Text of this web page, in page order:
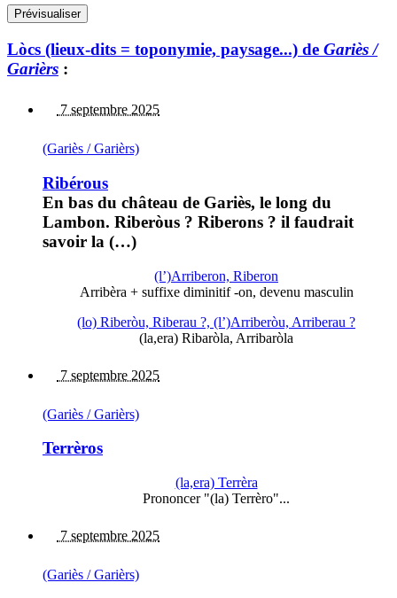
Lòcs (lieux-dits = toponymie, paysage...) de Gariès /
Garièrs :
7 septembre 2025
(Gariès / Garièrs)
Ribérous
En bas du château de Gariès, le long du
Lambon. Riberòus ? Riberons ? il faudrait
savoir la (…)
(l’)Arriberon, Riberon
Arribèra + suffixe diminitif -on, devenu masculin
(lo) Riberòu, Riberau ?, (l’)Arriberòu, Arriberau ?
(la,era) Ribaròla, Arribaròla
7 septembre 2025
(Gariès / Garièrs)
Terrèros
(la,era) Terrèra
Prononcer "(la) Terrèro"...
7 septembre 2025
(Gariès / Garièrs)